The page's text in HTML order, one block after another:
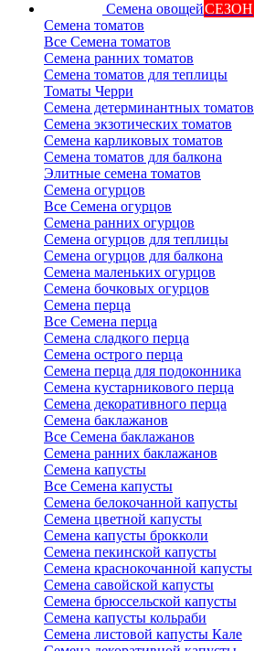
Семена овощейСЕЗОН
Семена томатов
Все Семена томатов
Семена ранних томатов
Семена томатов для теплицы
Томаты Черри
Семена детерминантных томатов
Семена экзотических томатов
Семена карликовых томатов
Семена томатов для балкона
Элитные семена томатов
Семена огурцов
Все Семена огурцов
Семена ранних огурцов
Семена огурцов для теплицы
Семена огурцов для балкона
Семена маленьких огурцов
Семена бочковых огурцов
Семена перца
Все Семена перца
Семена сладкого перца
Семена острого перца
Семена перца для подоконника
Семена кустарникового перца
Семена декоративного перца
Семена баклажанов
Все Семена баклажанов
Семена ранних баклажанов
Семена капусты
Все Семена капусты
Семена белокочанной капусты
Семена цветной капусты
Семена капусты брокколи
Семена пекинской капусты
Семена краснокочанной капусты
Семена савойской капусты
Семена брюссельской капусты
Семена капусты кольраби
Семена листовой капусты Кале